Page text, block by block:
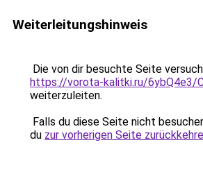
Weiterleitungshinweis
Die von dir besuchte Seite
https://vorota-kalitki.ru/6ybQ4e3/
weiterzuleiten.
Falls du diese Seite nicht
du zur vorherigen Seite